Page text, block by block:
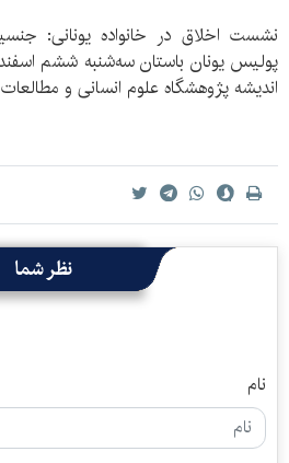
نشست اخلاق در خانواده یونانی:
اندیشه پژوهشگاه علوم انسانی و
نظر شما
نام